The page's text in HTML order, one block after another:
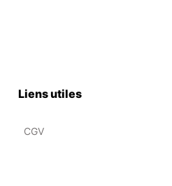
Liens utiles
CGV